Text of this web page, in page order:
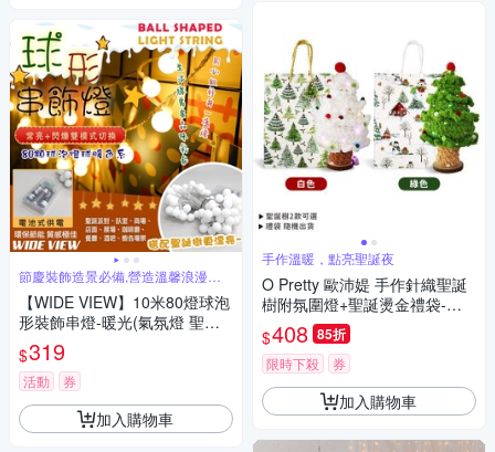
節慶裝飾造景必備,營造溫馨浪漫氣
氛
【WIDE VIEW】10米80燈球泡
形裝飾串燈-暖光(氣氛燈 聖誕
節布置 戶外裝飾燈 草坪庭園燈/
MC-DCDPJ)
$319
活動 券
加入購物車
手作溫暖，點亮聖誕夜
O Pretty 歐沛媞 手作針織聖誕
樹附氛圍燈+聖誕燙金禮袋-交
換禮物人氣禮物
$408 85折
限時下殺 券
加入購物車